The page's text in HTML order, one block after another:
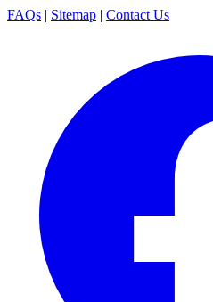
FAQs | Sitemap | Contact Us